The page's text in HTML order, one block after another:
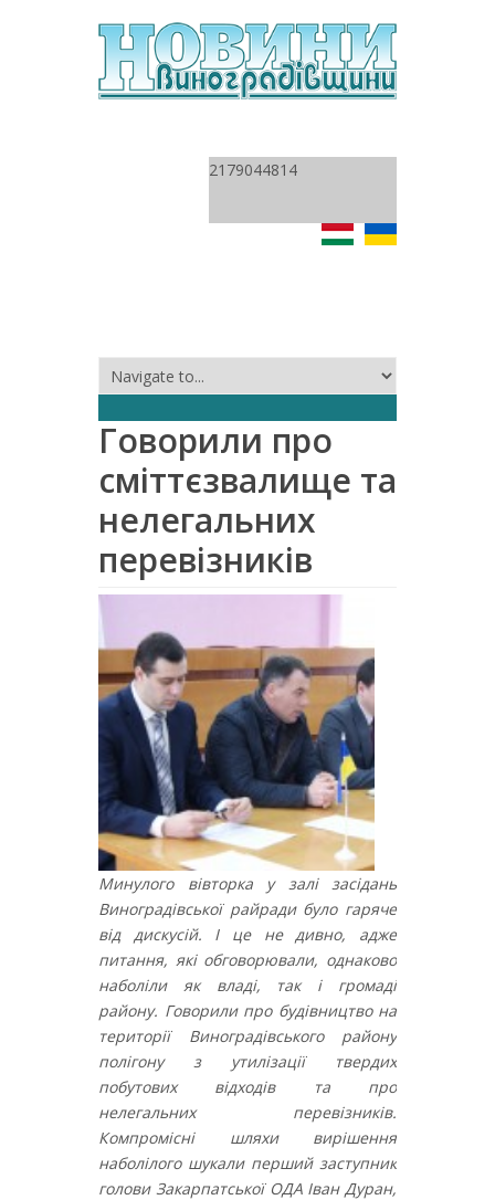
2179044814
Говорили про
сміттєзвалище та
нелегальних
перевізників
Минулого вівторка у залі засідань
Виноградівської райради було гаряче
від дискусій. І це не дивно, адже
питання, які обговорювали, однаково
наболіли як владі, так і громаді
району. Говорили про будівництво на
території Виноградівського району
полігону з утилізації твердих
побутових відходів та про
нелегальних перевізників.
Компромісні шляхи вирішення
наболілого шукали перший заступник
голови Закарпатської ОДА Іван Дуран,